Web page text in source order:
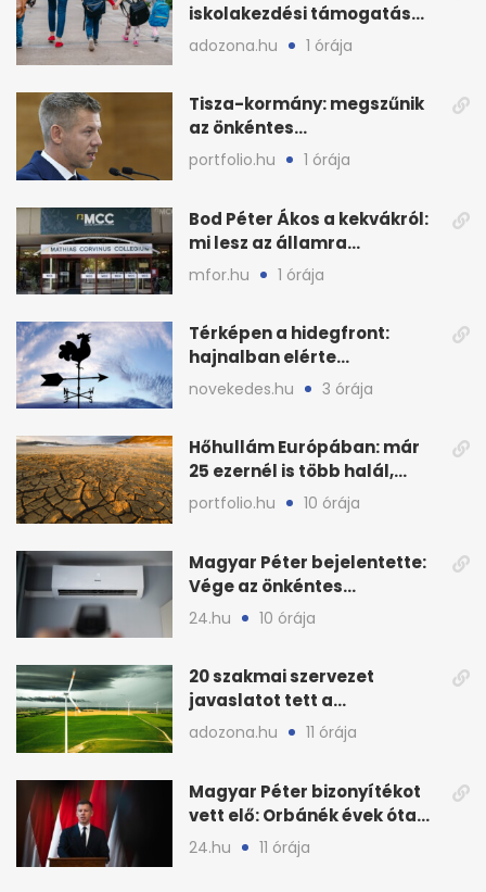
iskolakezdési támogatás
2026 őszén: adózás,
munkáltatói plusz
adozona.hu 1 órája
Tisza-kormány: megszűnik
az önkéntes
fogyasztáscsökkentés
portfolio.hu 1 órája
Bod Péter Ákos a kekvákról:
mi lesz az államra
visszaszálló vagyonnal?
mfor.hu 1 órája
Térképen a hidegfront:
hajnalban elérte
Magyarország határát
novekedes.hu 3 órája
Hőhullám Európában: már
25 ezernél is több halál,
folytatódhat
portfolio.hu 10 órája
Magyar Péter bejelentette:
Vége az önkéntes
fogyasztáscsökkentésnek
24.hu 10 órája
20 szakmai szervezet
javaslatot tett a
fenntartható szélenergia-
adozona.hu 11 órája
Magyar Péter bizonyítékot
vett elő: Orbánék évek óta
tudtak az energiarendszer
összeomlásáról
24.hu 11 órája